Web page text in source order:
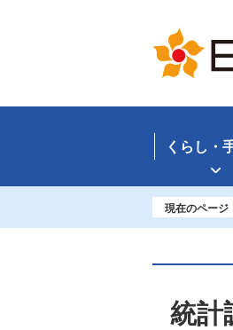
くらし・
現在のページ
統計